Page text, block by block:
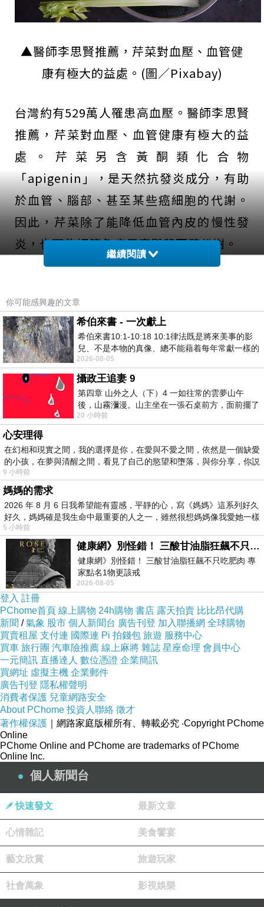
▲醫師李思賢推薦，芹菜對血壓、血管健
康有極大的益處。(圖／Pixabay)
台灣約有529萬人罹患高血壓。醫師李思賢
推薦，芹菜對血壓、血管健康有極大的益
處。芹菜另含黃酮類化合物
「apigenin」，是天然抗發炎成分，有助
於血管、腦部、甚至某些癌細胞的代謝。
因此，芹菜除了能降低血管內皮的慢性發
炎，也可能調節免疫反應與荷爾蒙代謝。
維豐富，但其主要是「非水溶性纖維」，
只含少量的水溶性纖維。由於非水溶性纖
維能增加糞便體積、促進腸道蠕動，但對
某些已有便秘問題、腸道動力不足、常腹
脹的人而言，吃太多反而會導致便秘更嚴
重。所以芹菜不是人人吃了都好，怎麼
吃、吃多少，還是得看個人體質與當下腸
道狀態來判斷。
芹菜能讓血管壁的平滑肌放鬆 有效降血
壓
李思賢表示，有高血壓困擾，或有高血
壓、三高家族史的人，非常適合吃芹菜。
芹菜除了鉀離子含量高、鈉含量低之外，
含有一種特別植化素「phthalides」，能
讓血管壁的平滑肌放鬆，進而降低血壓。
此效果在一些臨床觀察與動物實驗中均獲
驗證。「甚至有研究指出，連續幾週每天
吃適量芹菜，血壓值的改善會明顯可
見。」
芹菜素能抗發炎、護血管與腦部 甚至還
能抗癌
他並表示，芹菜還含有黃酮類化合物
「apigenin」（芹菜素），這是一種天然
抗發炎成分，對血管、腦部、甚至某些癌
細胞的代謝都有好處。apigenin 除了能降
繼續閱讀
你可能感興趣的文章
希伯來書 - 一次獻上
希伯來書10:1-10:18 10:1律法既是將來美事的影
兒、不是本物的真像、總不能藉着每年常獻一樣的
祭物、叫那近前來的人得以完全。 10
2026-08-05
攝政王追妻 9
第四章 山外之人（下）4 一如往常的雲夢山午
後，山霧瀰漫。山主坐在一張石桌前方，面前擺了
一盤未下完的棋盤，還有一壺茶與兩只冒
20 小時前
心安理得
在幻相和現實之間，我的選擇是你，在愛與不愛之間，依然是一個缺愛
的小孩，在夢與清醒之間，看見了自己的慾望和墮落，與你分享，你説
9 小時前
媽媽的需求
2026 年 8 月 6 日我希望能有靈感，平靜的心，寫《媽媽》這系列好久
好久，媽媽確是我生命中最重要的人之一，雖然很想媽媽像我愛她一樣
5 小時前
健康網》別怪錯！ 三酸甘油脂狂飆不只吃肥肉 專家點名1物更該戒
健康網》別怪錯！ 三酸甘油脂狂飆不只吃肥肉 專
家點名1物更該戒
https://health.ltn.com.tw/article/breakingnews/
2026-08-05
登入 註冊
PChome首頁 線上購物 24h購物 書店 露天拍賣 比比昂代購
新聞 /氣象 股市 個人新聞台 廣告刊登 加入聯播網 全球購物
買賣租屋 支付連 國際連 Pi 拍錢包 旅遊 服務中心
買車 旅行團 汽車險推薦 線上麻將 雜誌 星座命理 會員中心
一元簡訊 直播達人 數位憑證 企業簡訊
買網址 虛擬主機 企業郵件
廣告刊登 隱私權聲明
消費者保護 兒童網路安全
About PChome 投資人聯絡 徵才
著作權保護 ｜網路家庭版權所有、轉載必究 ‧Copyright PChome
Online
PChome Online and PChome are trademarks of PChome
Online Inc.
個人新聞台
快速發文 最新文章
心情雜記 美食饗宴
藝文欣賞 旅遊玩家
社會萬象 影視娛樂